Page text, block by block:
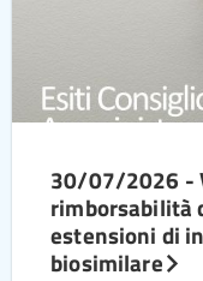
30/07/2026 -
rimborsabilità
estensioni di
biosimilare